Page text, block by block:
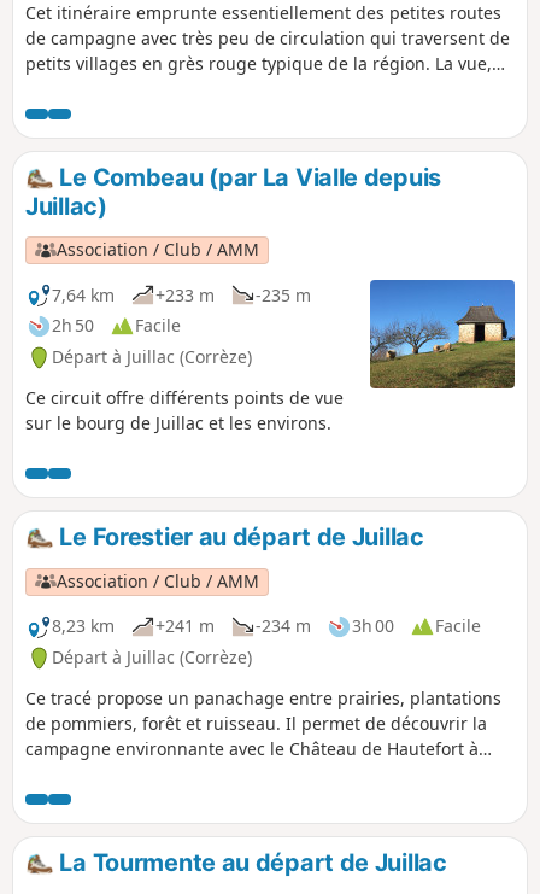
Cet itinéraire emprunte essentiellement des petites routes
de campagne avec très peu de circulation qui traversent de
petits villages en grès rouge typique de la région. La vue,
magnifiques panoramas.
Le Combeau (par La Vialle depuis
Juillac)
Association / Club / AMM
7,64 km
+233 m
-235 m
2h 50
Facile
Départ à Juillac (Corrèze)
Ce circuit offre différents points de vue
sur le bourg de Juillac et les environs.
Le Forestier au départ de Juillac
Association / Club / AMM
8,23 km
+241 m -234 m 3h 00
Facile
Départ à Juillac (Corrèze)
Ce tracé propose un panachage entre prairies, plantations
de pommiers, forêt et ruisseau. Il permet de découvrir la
campagne environnante avec le Château de Hautefort à
Robert.
La Tourmente au départ de Juillac